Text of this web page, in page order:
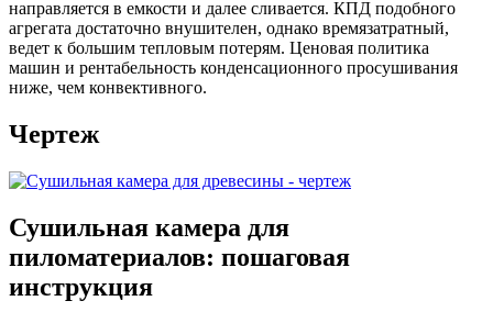
направляется в емкости и далее сливается. КПД подобного
агрегата достаточно внушителен, однако времязатратный,
ведет к большим тепловым потерям. Ценовая политика
машин и рентабельность конденсационного просушивания
ниже, чем конвективного.
Чертеж
Сушильная камера для
пиломатериалов: пошаговая
инструкция